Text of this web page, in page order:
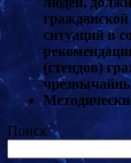
ситуаций в
(стендов)
Поиск